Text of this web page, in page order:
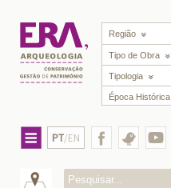
Região
Tipo de Obra
Tipologia
Época Histórica
PT/EN